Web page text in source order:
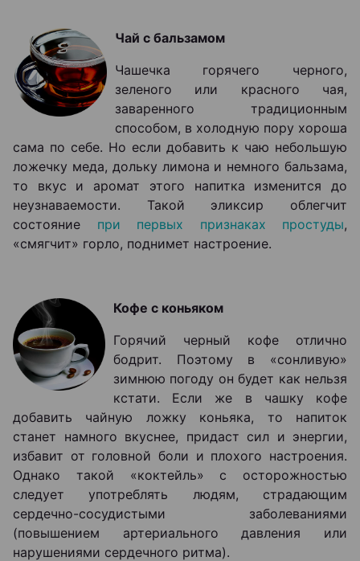
Чай с бальзамом
Чашечка горячего черного,
зеленого или красного чая,
заваренного традиционным
способом, в холодную пору хороша
сама по себе. Но если добавить к чаю небольшую
ложечку меда, дольку лимона и немного бальзама,
то вкус и аромат этого напитка изменится до
неузнаваемости. Такой эликсир облегчит
состояние при первых признаках простуды,
«смягчит» горло, поднимет настроение.
Кофе с коньяком
Горячий черный кофе отлично
бодрит. Поэтому в «сонливую»
зимнюю погоду он будет как нельзя
кстати. Если же в чашку кофе
добавить чайную ложку коньяка, то напиток
станет намного вкуснее, придаст сил и энергии,
избавит от головной боли и плохого настроения.
Однако такой «коктейль» с осторожностью
следует употреблять людям, страдающим
сердечно-сосудистыми заболеваниями
(повышением артериального давления или
нарушениями сердечного ритма).